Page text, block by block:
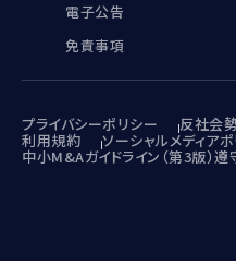
プライバシーポリシー 反社会
利用規約 ソーシャルメディア
中小M&Aガイドライン（第3版）
電子公告
免責事項